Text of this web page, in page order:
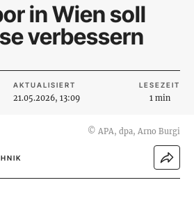
in Wien soll
verbessern
AKTUALISIERT
21.05.2026, 13:09
LESEZEIT
1 min
© APA, dpa, Arno Burgi